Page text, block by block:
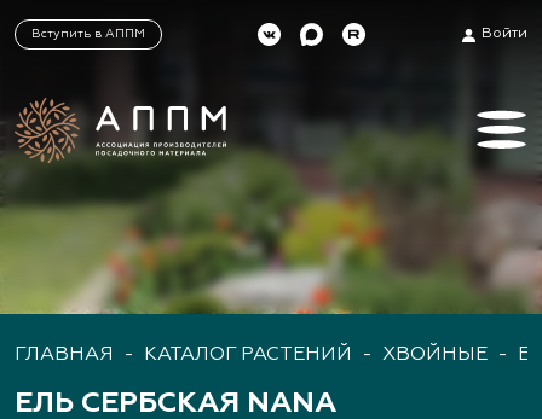
Вступить в АППМ Войти
ГЛАВНАЯ - КАТАЛОГ РАСТЕНИЙ - ХВОЙНЫЕ -
ЕЛЬ СЕРБСКАЯ NANA